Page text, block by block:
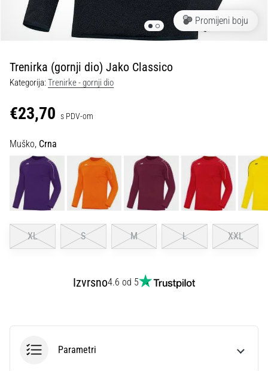
tisak
obradu
1. 7. 2025
•
1 min. čitanja
Play
for
More
Victories
Pripremi
se
za
ženski
EURO
kopačkama
Nike,
adidas
Promijeni boju
Trenirka (gornji dio) Jako Classico
Kategorija:Trenirke - gornji dio
€23,70 s PDV-om
Muško, Crna
XL S M L XXL
Izvrsno4.6 od 5
Parametri